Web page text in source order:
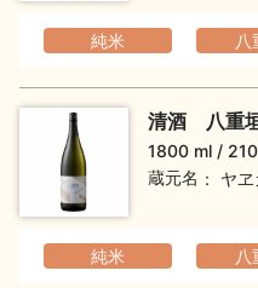
純米 八
清酒 八重
1800 ml
蔵元名
ヤ
純米 八